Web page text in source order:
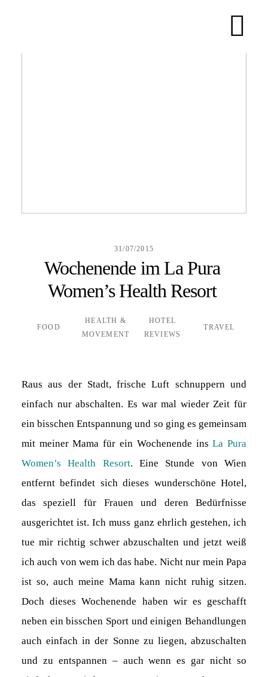
KONTAKT
31/07/2015
Wochenende im La Pura
Women’s Health Resort
FOOD
HEALTH &
MOVEMENT
HOTEL
REVIEWS
TRAVEL
Raus aus der Stadt, frische Luft schnuppern und
einfach nur abschalten. Es war mal wieder Zeit für
ein bisschen Entspannung und so ging es gemeinsam
mit meiner Mama für ein Wochenende insLa Pura
Women’s Health Resort. Eine Stunde von Wien
entfernt befindet sich dieses wunderschöne Hotel,
das speziell für Frauen und deren Bedürfnisse
ausgerichtet ist. Ich muss ganz ehrlich gestehen, ich
tue mir richtig schwer abzuschalten und jetzt weiß
ich auch von wem ich das habe. Nicht nur mein Papa
ist so, auch meine Mama kann nicht ruhig sitzen.
Doch dieses Wochenende haben wir es geschafft
neben ein bisschen Sport und einigen Behandlungen
auch einfach in der Sonne zu liegen, abzuschalten
und zu entspannen – auch wenn es gar nicht so